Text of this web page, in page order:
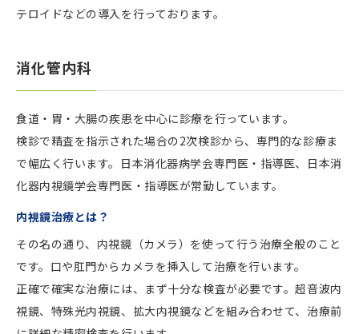
テロイドなどの導入を行っております。
消化管内科
食道・胃・大腸の疾患を中心に診療を行っています。
検診で精査を指示された場合の2次検診から、専門的な診療ま
で幅広く行います。日本消化器病学会専門医・指導医、日本消
化器内視鏡学会専門医・指導医が常勤しています。
内視鏡治療とは？
その名の通り、内視鏡（カメラ）を使って行う治療全般のこと
です。口や肛門からカメラを挿入して治療を行います。
正確で確実な治療には、まず十分な検査が必要です。超音波内
視鏡、特殊光内視鏡、拡大内視鏡などを組み合わせて、治療前